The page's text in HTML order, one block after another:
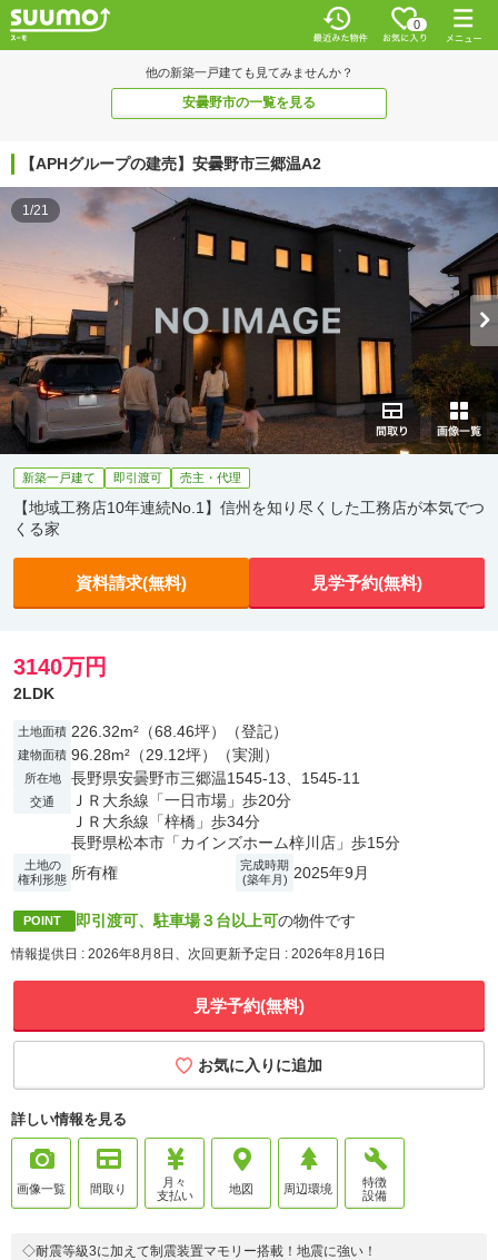
0
他の新築一戸建ても見てみませんか？
安曇野市の一覧を見る
【APHグループの建売】安曇野市三郷温A2
1/21
新築一戸建て 即引渡可 売主・代理
【地域工務店10年連続No.1】信州を知り尽くした工務店が本気でつ
くる家
資料請求(無料) 見学予約(無料)
3140万円
2LDK
土地面積 226.32m²（68.46坪）（登記）
建物面積 96.28m²（29.12坪）（実測）
所在地 長野県安曇野市三郷温1545-13、1545-11
交通
ＪＲ大糸線「一日市場」歩20分
ＪＲ大糸線「梓橋」歩34分
長野県松本市「カインズホーム梓川店」歩15分
土地の
権利形態 所有権
完成時期
(築年月) 2025年9月
POINT 即引渡可、駐車場３台以上可の物件です
情報提供日 : 2026年8月8日、次回更新予定日 : 2026年8月16日
見学予約(無料)
お気に入りに追加
詳しい情報を見る
画像一覧 間取り
月々
支払い
地図 周辺環境
特徴
設備
◇耐震等級3に加えて制震装置マモリー搭載！地震に強い！